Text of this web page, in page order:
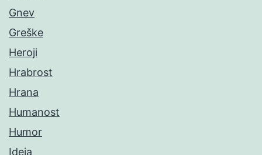
Gnev
Greške
Heroji
Hrabrost
Hrana
Humanost
Humor
Ideja